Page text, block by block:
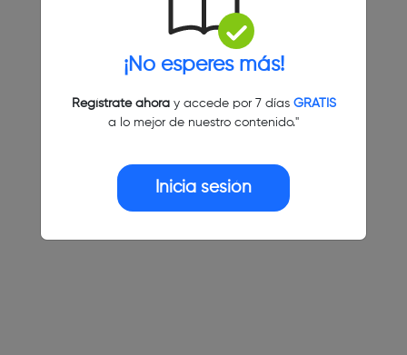
¡No esperes más!
Regístrate ahoray accede por 7 días GRATIS
a lo mejor de nuestro contenido."
Inicia sesión